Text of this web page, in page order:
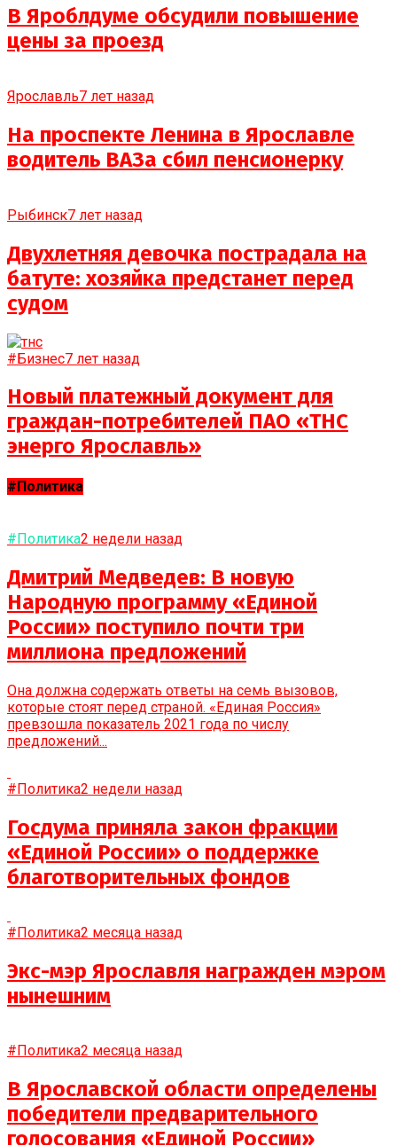
В Яроблдуме обсудили повышение
цены за проезд
Ярославль7 лет назад
На проспекте Ленина в Ярославле
водитель ВАЗа сбил пенсионерку
Рыбинск7 лет назад
Двухлетняя девочка пострадала на
батуте: хозяйка предстанет перед
судом
#Бизнес7 лет назад
Новый платежный документ для
граждан-потребителей ПАО «ТНС
энерго Ярославль»
#Политика
#Политика2 недели назад
Дмитрий Медведев: В новую
Народную программу «Единой
России» поступило почти три
миллиона предложений
Она должна содержать ответы на семь вызовов,
которые стоят перед страной. «Единая Россия»
превзошла показатель 2021 года по числу
предложений...
#Политика2 недели назад
Госдума приняла закон фракции
«Единой России» о поддержке
благотворительных фондов
#Политика2 месяца назад
Экс-мэр Ярославля награжден мэром
нынешним
#Политика2 месяца назад
В Ярославской области определены
победители предварительного
голосования «Единой России»